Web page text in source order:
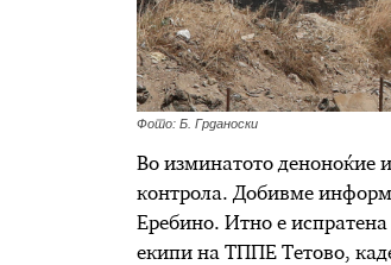
Фото: Б. Грданоски
Во изминатото деноноќие
контрола. Добивме
Еребино. Итно е
екипи на ТППЕ Тетово,